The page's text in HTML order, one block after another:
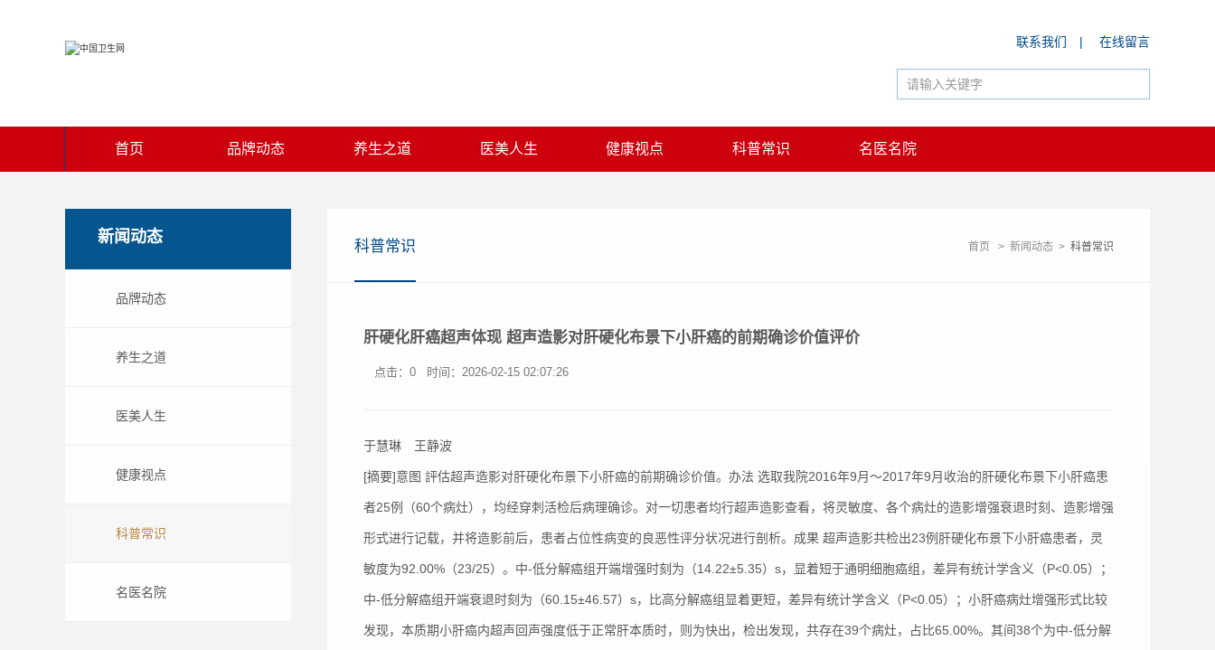
联系我们 | 在线留言
首页 品牌动态 养生之道 医美人生 健康视点 科普常识 名医名院
新闻动态
品牌动态
养生之道
医美人生
健康视点
科普常识
名医名院
科普常识 首页 > 新闻动态 > 科普常识
肝硬化肝癌超声体现 超声造影对肝硬化布景下小肝癌的前期确诊价值评价
点击：0 时间：2026-02-15 02:07:26
于慧琳 王静波
[摘要]意图 評估超声造影对肝硬化布景下小肝癌的前期确诊价值。办法 选取我院2016年9月～2017年9月收治的肝硬化布景下小肝癌患
者25例（60个病灶），均经穿刺活检后病理确诊。对一切患者均行超声造影查看，将灵敏度、各个病灶的造影增强衰退时刻、造影增强
形式进行记载，并将造影前后，患者占位性病变的良恶性评分状况进行剖析。成果 超声造影共检出23例肝硬化布景下小肝癌患者，灵
敏度为92.00%（23/25）。中-低分解癌组开端增强时刻为（14.22±5.35）s，显着短于通明细胞癌组，差异有统计学含义（P<0.05）；
中-低分解癌组开端衰退时刻为（60.15±46.57）s，比高分解癌组显着更短，差异有统计学含义（P<0.05）；小肝癌病灶增强形式比较
发现，本质期小肝癌内超声回声强度低于正常肝本质时，则为快出，检出发现，共存在39个病灶，占比65.00%。其间38个为中-低分解